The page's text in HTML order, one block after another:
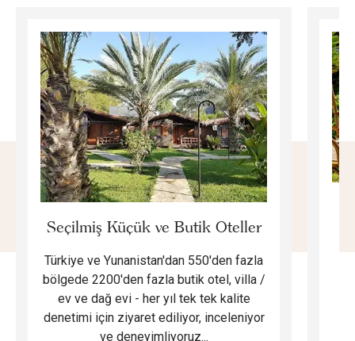
Seçilmiş Küçük ve Butik Oteller
Türkiye ve Yunanistan'dan 550'den fazla
bölgede 2200'den fazla butik otel, villa /
ev ve dağ evi - her yıl tek tek kalite
denetimi için ziyaret ediliyor, inceleniyor
ve deneyimliyoruz...